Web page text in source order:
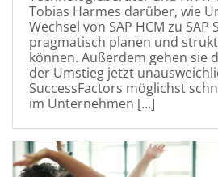
Tobias Harmes darüber, wie
Wechsel von SAP HCM zu SAP
pragmatisch planen und
können. Außerdem gehen sie
der Umstieg jetzt
SuccessFactors möglichst
im Unternehmen […]